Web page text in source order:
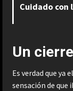
Cuidado con
Un
Es verdad que ya
sensación de que